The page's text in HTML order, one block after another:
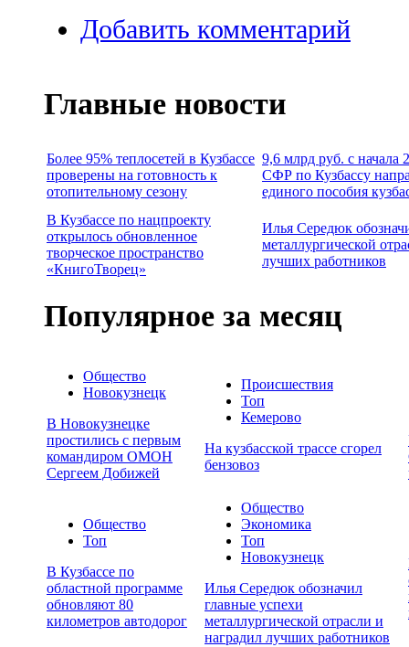
Добавить комментарий
Главные новости
Более 95% теплосетей в Кузбассе
проверены на готовность к
отопительному сезону
9,6 млрд руб. с начала
СФР по Кузбассу
единого пособия
В Кузбассе по нацпроекту
открылось обновленное
творческое пространство
«КнигоТворец»
Илья Середюк
металлургической
лучших работников
Популярное за месяц
Общество
Новокузнецк
В Новокузнецке
простились с первым
командиром ОМОН
Сергеем Добижей
Происшествия
Топ
Кемерово
На кузбасской трассе сгорел
бензовоз
Общество
Топ
В Кузбассе по
областной программе
обновляют 80
километров автодорог
Общество
Экономика
Топ
Новокузнецк
Илья Середюк обозначил
главные успехи
металлургической отрасли и
наградил лучших работников